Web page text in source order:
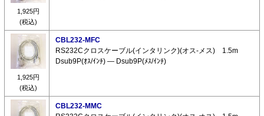
1,925円
(税込)
1,925円
(税込)
CBL232-MFC
RS232Cクロスケーブル(インタリンク)(オス-メス) 1.5m
Dsub9P(ｵｽ/ｲﾝﾁ) ― Dsub9P(ﾒｽ/ｲﾝﾁ)
CBL232-MMC